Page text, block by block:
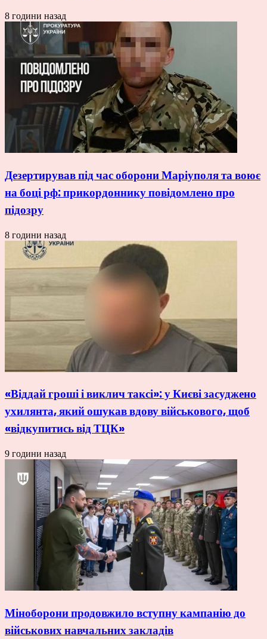
8 години назад
Дезертирував під час оборони Маріуполя та воює
на боці рф: прикордоннику повідомлено про
підозру
8 години назад
«Віддай гроші і виклич таксі»: у Києві засуджено
ухилянта, який ошукав вдову військового, щоб
«відкупитись від ТЦК»
9 години назад
Міноборони продовжило вступну кампанію до
військових навчальних закладів